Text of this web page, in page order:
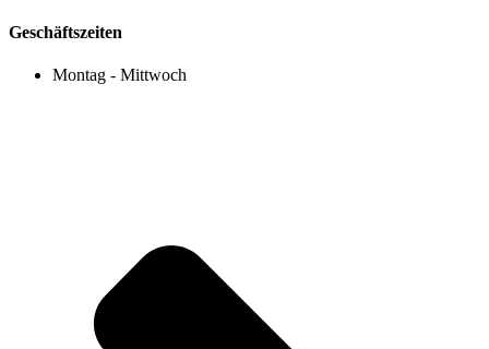
Geschäftszeiten
Montag - Mittwoch